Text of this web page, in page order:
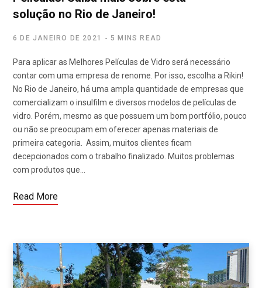
solução no Rio de Janeiro!
6 DE JANEIRO DE 2021 5 MINS READ
Para aplicar as Melhores Películas de Vidro será necessário
contar com uma empresa de renome. Por isso, escolha a Rikin!
No Rio de Janeiro, há uma ampla quantidade de empresas que
comercializam o insulfilm e diversos modelos de películas de
vidro. Porém, mesmo as que possuem um bom portfólio, pouco
ou não se preocupam em oferecer apenas materiais de
primeira categoria. Assim, muitos clientes ficam
decepcionados com o trabalho finalizado. Muitos problemas
com produtos que…
Read More